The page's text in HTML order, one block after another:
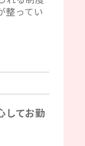
整ってい
してお勤